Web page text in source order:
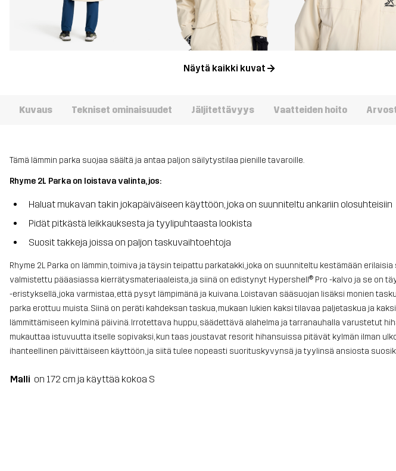
Näytä kaikki kuvat
Kuvaus Tekniset ominaisuudet Jäljitettävyys Vaatteiden hoito
Tämä lämmin parka suojaa säältä ja antaa paljon säilytystilaa pienille tavaroille.
Rhyme 2L Parka on loistava valinta, jos:
Haluat mukavan takin jokapäiväiseen käyttöön, joka on suunniteltu ankariin olosuhteisiin
Pidät pitkästä leikkauksesta ja tyylipuhtaasta lookista
Suosit takkeja joissa on paljon taskuvaihtoehtoja
Rhyme 2L Parka on lämmin, toimiva ja täysin teipattu parkatakki, joka on suunniteltu kestämään
valmistettu pääasiassa kierrätysmateriaaleista, ja siinä on edistynyt Hypershell® Pro -kalvo ja se on
-eristyksellä, joka varmistaa, että pysyt lämpimänä ja kuivana. Loistavan sääsuojan lisäksi monien
parka erottuu muista. Siinä on peräti kahdeksan taskua, mukaan lukien kaksi tilavaa paljetaskua ja
lämmittämiseen kylminä päivinä. Irrotettava huppu, säädettävä alahelma ja tarranauhalla varustetut
mukauttaa istuvuutta itselle sopivaksi, kun taas joustavat resorit hihansuissa pitävät kylmän ilman
ihanteellinen päivittäiseen käyttöön, ja siitä tulee nopeasti suorituskyvynsä ja tyylinsä ansiosta
Malli on 172 cm ja käyttää kokoa S